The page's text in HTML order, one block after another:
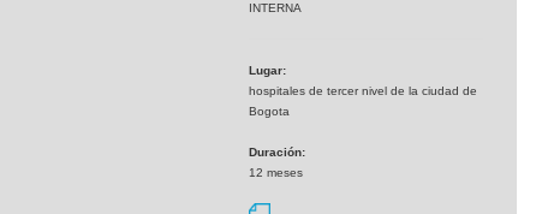
INTERNA
Lugar:
hospitales de tercer nivel de la ciudad de
Bogota
Duración:
12 meses